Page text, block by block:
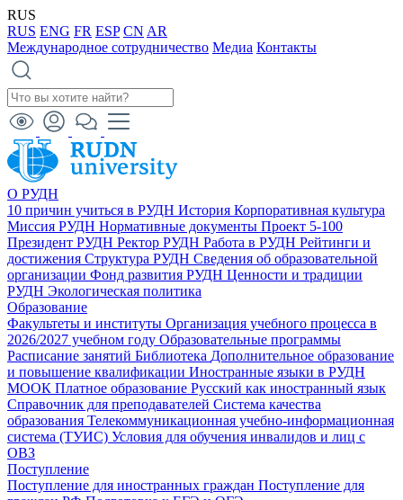
RUS
RUS ENG FR ESP CN AR
Международное сотрудничество Медиа Контакты
О РУДН
10 причин учиться в РУДН История Корпоративная культура
Миссия РУДН Нормативные документы Проект 5-100
Президент РУДН Ректор РУДН Работа в РУДН Рейтинги и
достижения Структура РУДН Сведения об образовательной
организации Фонд развития РУДН Ценности и традиции
РУДН Экологическая политика
Образование
Факультеты и институты Организация учебного процесса в
2026/2027 учебном году Образовательные программы
Расписание занятий Библиотека Дополнительное образование
и повышение квалификации Иностранные языки в РУДН
МООК Платное образование Русский как иностранный язык
Справочник для преподавателей Система качества
образования Телекоммуникационная учебно-информационная
система (ТУИС) Условия для обучения инвалидов и лиц с
ОВЗ
Поступление
Поступление для иностранных граждан Поступление для